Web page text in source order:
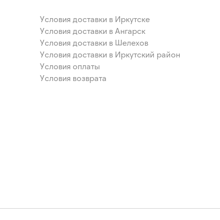
Условия доставки в Иркутске
Условия доставки в Ангарск
Условия доставки в Шелехов
Условия доставки в Иркутский район
Условия оплаты
Условия возврата